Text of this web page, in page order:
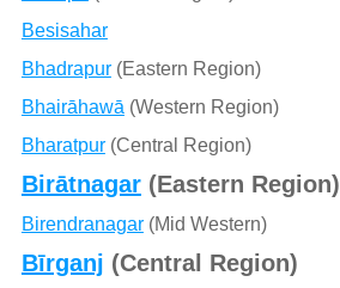
Besisahar
Bhadrapur(Eastern Region)
Bhairāhawā (Western Region)
Bharatpur(Central Region)
Birātnagar(Eastern Region)
Birendranagar(Mid Western)
Bīrganj (Central Region)